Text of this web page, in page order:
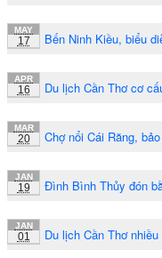
MAY
17 Bến Ninh Kiều, biểu
APR
16 Du lịch Cần Thơ cơ
MAR
20 Chợ nổi Cái Răng,
JAN
19 Đình Bình Thủy đón
JAN
01 Du lịch Cần Thơ